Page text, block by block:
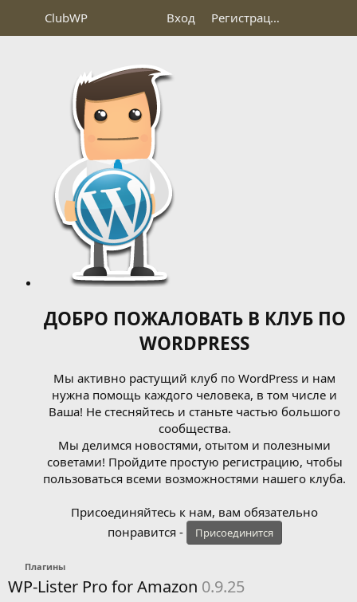
ClubWP Вход Регистрация
ДОБРО ПОЖАЛОВАТЬ В КЛУБ ПО
WORDPRESS
Мы активно растущий клуб по WordPress и нам
нужна помощь каждого человека, в том числе и
Ваша! Не стесняйтесь и станьте частью большого
сообщества.
Мы делимся новостями, отытом и полезными
советами! Пройдите простую регистрацию, чтобы
пользоваться всеми возможностями нашего клуба.
Присоединяйтесь к нам, вам обязательно
понравится -
Присоединится
Плагины
WP-Lister Pro for Amazon 0.9.25